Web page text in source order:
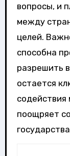
вопросы, и
между
целей.
способна
разрешить
остается
содействия
поощряет